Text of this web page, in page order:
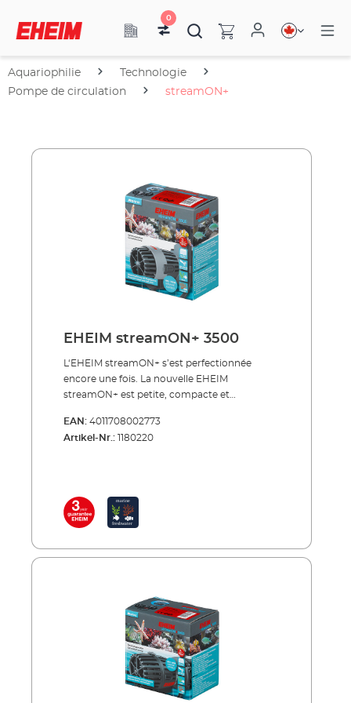
0
Aquariophilie
Technologie
Pompe de circulation
streamON+
EHEIM streamON+ 3500
L‘EHEIM streamON+ s’est perfectionnée
encore une fois. La nouvelle EHEIM
streamON+ est petite, compacte et
avec un support magnétique et peut donc
être facilement ajusté sur la plaque de verre.
débit est possible avec un curseur. Avantages
de la pompe de circulation EHEIM
pour aquariums de 35 à 500 l Appropriée
dans les rivières et les récifs coralliens
Circulation optimale de l‘eau, écoulement
naturel et doux Augmentation de la teneur en
oxygène, génération de conditions de vie
naturelles Dans l’eau de mer vitale pour les
coraux; bénéfique pour les poissons en eau
douce Fixation sûre par un support
EAN: 4011708002773
Artikel-Nr.: 1180220